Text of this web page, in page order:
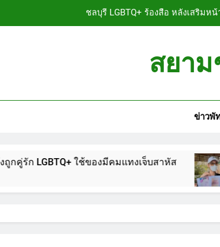
ชลบุรี LGBTQ+ ร้องสื่อ หลังเสริม
ชลบุรี ฉลุ
ชลบุรี LGBTQ+ ร้องสื่อ หลังเสริม
ชลบุรี ฉ
สยา
ข่าวพั
ใช้ของมีคมแทงเจ็บสาหัส ชลบุรี
1